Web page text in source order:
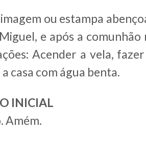
ou estampa
e após a
Acender a vela,
casa com água benta.
INICIAL
Amém.